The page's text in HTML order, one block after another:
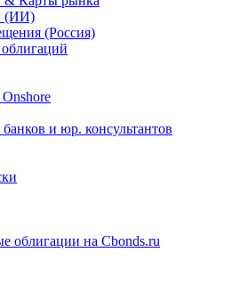
Карты рынка
(ИИ)
(Россия)
и юр. консультантов